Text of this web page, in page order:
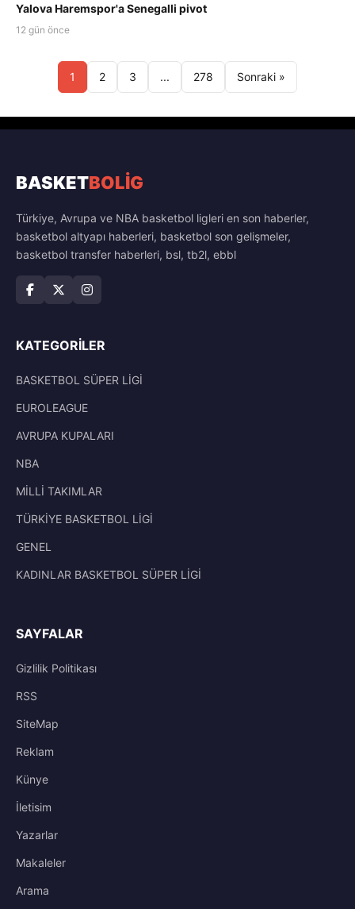
Yalova Haremspor'a Senegalli pivot
12 gün önce
1 2 3 ... 278 Sonraki »
BASKETBOLİG
Türkiye, Avrupa ve NBA basketbol ligleri en son haberler,
basketbol altyapı haberleri, basketbol son gelişmeler,
basketbol transfer haberleri, bsl, tb2l, ebbl
KATEGORILER
BASKETBOL SÜPER LİGİ
EUROLEAGUE
AVRUPA KUPALARI
NBA
MİLLİ TAKIMLAR
TÜRKİYE BASKETBOL LİGİ
GENEL
KADINLAR BASKETBOL SÜPER LİGİ
SAYFALAR
Gizlilik Politikası
RSS
SiteMap
Reklam
Künye
İletisim
Yazarlar
Makaleler
Arama